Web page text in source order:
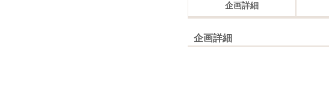
企画詳細
企画詳細